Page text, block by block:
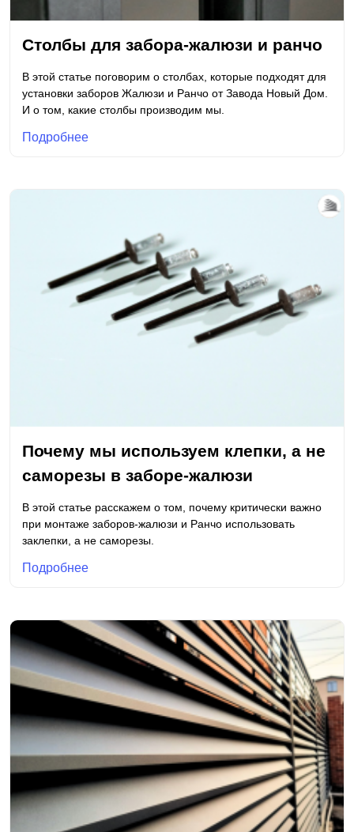
Столбы для забора-жалюзи и ранчо
В этой статье поговорим о столбах, которые подходят для
установки заборов Жалюзи и Ранчо от Завода Новый Дом.
И о том, какие столбы производим мы.
Подробнее
Почему мы используем клепки, а не
саморезы в заборе-жалюзи
В этой статье расскажем о том, почему критически важно
при монтаже заборов-жалюзи и Ранчо использовать
заклепки, а не саморезы.
Подробнее